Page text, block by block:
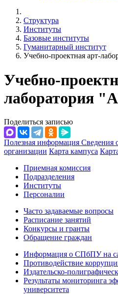
Структура
Институты
Базовые институты
Гуманитарный институт
Учебно-проектная арт-
Учебно-
лаборатория
Поделиться записью
Полезная информация Сведения
организации Карта кампуса
Приемная комиссия
Подразделения
Институты
Персоналии
Часто задаваемые вопросы
Расписание занятий
Конкурсы и гранты
Обращение граждан
Информация о СПбПУ на
Противодействие
Издательско-
Результаты мониторинга
университета